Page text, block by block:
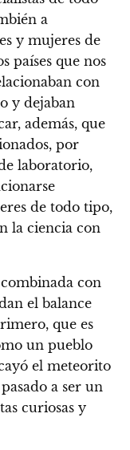
a
y mujeres de
países que nos
con
y dejaban
además, que
por
laboratorio,
de todo tipo,
la ciencia con
combinada con
el balance
que es
un pueblo
el meteorito
a ser un
curiosas y